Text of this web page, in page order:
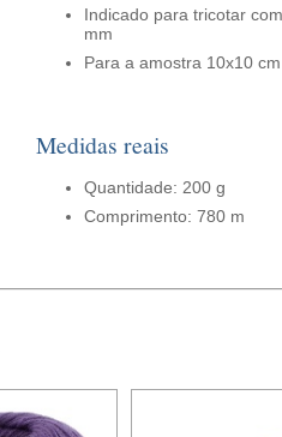
Indicado para tricotar
mm
Para a amostra 10x10
Medidas reais
Quantidade: 200 g
Comprimento: 780 m